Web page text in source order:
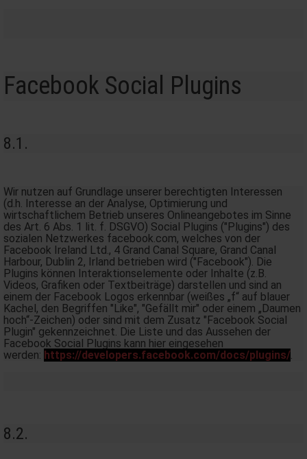
Facebook Social Plugins
8.1.
Wir nutzen auf Grundlage unserer berechtigten Interessen
(d.h. Interesse an der Analyse, Optimierung und
wirtschaftlichem Betrieb unseres Onlineangebotes im Sinne
des Art. 6 Abs. 1 lit. f. DSGVO) Social Plugins ("Plugins") des
sozialen Netzwerkes facebook.com, welches von der
Facebook Ireland Ltd., 4 Grand Canal Square, Grand Canal
Harbour, Dublin 2, Irland betrieben wird ("Facebook"). Die
Plugins können Interaktionselemente oder Inhalte (z.B.
Videos, Grafiken oder Textbeiträge) darstellen und sind an
einem der Facebook Logos erkennbar (weißes „f“ auf blauer
Kachel, den Begriffen "Like", "Gefällt mir" oder einem „Daumen
hoch“-Zeichen) oder sind mit dem Zusatz "Facebook Social
Plugin" gekennzeichnet. Die Liste und das Aussehen der
Facebook Social Plugins kann hier eingesehen
werden: https://developers.facebook.com/docs/plugins/.
8.2.